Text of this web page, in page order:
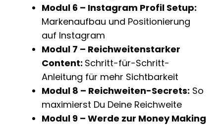
Modul 6 – Instagram Profil Setup:
Markenaufbau und Positionierung
auf Instagram
Modul 7 – Reichweitenstarker
Content: Schritt-für-Schritt-
Anleitung für mehr Sichtbarkeit
Modul 8 – Reichweiten-Secrets: So
maximierst Du Deine Reichweite
Modul 9 – Werde zur Money Making